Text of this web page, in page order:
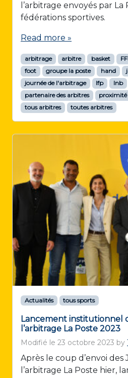
l’arbitrage envoyés par La
fédérations sportives.
Read more »
arbitrage arbitre basket
foot
groupe la poste hand
journée de l'arbitrage
lfp lnb
partenaire des arbitres
proximité
tous arbitres
toutes arbitres
Actualités tous sports
Lancement institutionnel
l’arbitrage La Poste 2023
Modifié le 23 octobre 2023 by
Après le coup d’envoi des
l’arbitrage La Poste hier,